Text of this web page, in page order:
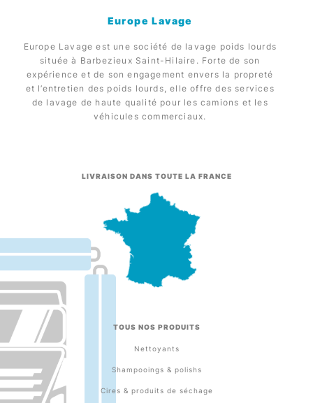
Europe Lavage
Europe Lavage est une société de lavage poids lourds
située à Barbezieux Saint-Hilaire. Forte de son
expérience et de son engagement envers la propreté
et l’entretien des poids lourds, elle offre des services
de lavage de haute qualité pour les camions et les
véhicules commerciaux.
LIVRAISON DANS TOUTE LA FRANCE
TOUS NOS PRODUITS
Nettoyants
Shampooings & polishs
Cires & produits de séchage